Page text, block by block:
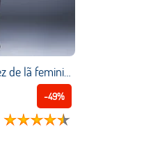
Saias bodycon xadrez de lã feminina com cinto outono inverno fenda cintura alta saia reta bolso na altura do joelho saia
-49%